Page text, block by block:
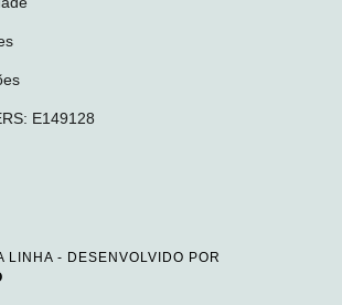
E149128
- DESENVOLVIDO POR